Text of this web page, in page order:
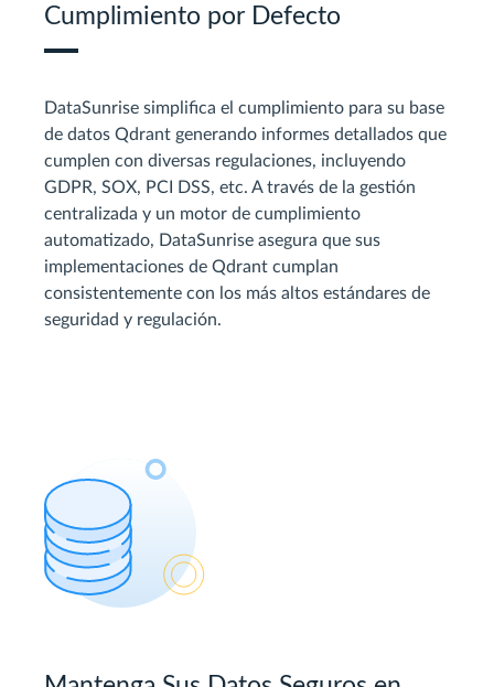
Cumplimiento por Defecto
DataSunrise simplifica el cumplimiento para su base
de datos Qdrant generando informes detallados que
cumplen con diversas regulaciones, incluyendo
GDPR, SOX, PCI DSS, etc. A través de la gestión
centralizada y un motor de cumplimiento
automatizado, DataSunrise asegura que sus
implementaciones de Qdrant cumplan
consistentemente con los más altos estándares de
seguridad y regulación.